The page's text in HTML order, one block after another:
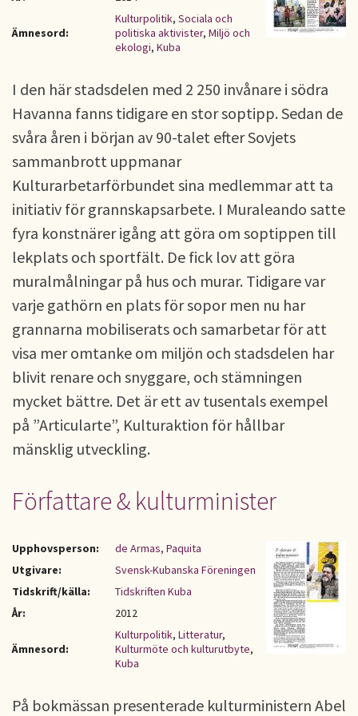
Ämnesord:
Kulturpolitik, Sociala och
politiska aktivister, Miljö och
ekologi, Kuba
I den här stadsdelen med 2 250 invånare i södra
Havanna fanns tidigare en stor soptipp. Sedan de
svåra åren i början av 90-talet efter Sovjets
sammanbrott uppmanar
Kulturarbetarförbundet sina medlemmar att ta
initiativ för grannskapsarbete. I Muraleando satte
fyra konstnärer igång att göra om soptippen till
lekplats och sportfält. De fick lov att göra
muralmålningar på hus och murar. Tidigare var
varje gathörn en plats för sopor men nu har
grannarna mobiliserats och samarbetar för att
visa mer omtanke om miljön och stadsdelen har
blivit renare och snyggare, och stämningen
mycket bättre. Det är ett av tusentals exempel
på ”Articularte”, Kulturaktion för hållbar
mänsklig utveckling.
Författare & kulturminister
Upphovsperson:
de Armas, Paquita
Utgivare:
Svensk-Kubanska Föreningen
Tidskrift/källa:
Tidskriften Kuba
År:
2012
Ämnesord:
Kulturpolitik, Litteratur,
Kulturmöte och kulturutbyte,
Kuba
På bokmässan presenterade kulturministern Abel